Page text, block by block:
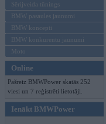
Sērijveida tūnings
BMW pasaules jaunumi
BMW koncepti
BMW konkurentu jaunumi
Moto
Online
Pašreiz BMWPower skatās 252
viesi un 7 reģistrēti lietotāji.
Ienākt BMWPower